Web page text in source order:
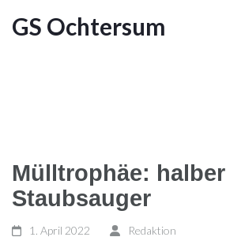
GS Ochtersum
Mülltrophäe: halber
Staubsauger
1. April 2022 Redaktion